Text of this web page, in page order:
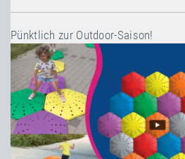
Pünktlich zur Outdoor-Saison!